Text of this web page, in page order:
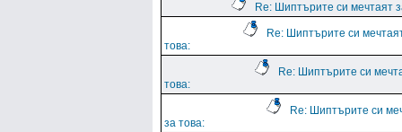
Re: Шиптърите си мечтаят
Re: Шиптърите си
това:
Re: Шиптърите си
това:
Re: Шиптърите си
за това: